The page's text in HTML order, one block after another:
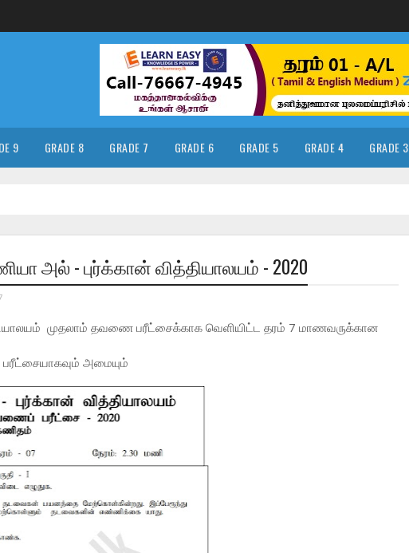
9 GRADE 8 GRADE 7 GRADE 6 GRADE 5 GRADE 4 GRADE 3
அல் - புர்க்கான் வித்தியாலயம் - 2020
முதலாம் தவணை பரீட்சைக்காக வெளியிட்ட தரம் 7 மாணவருக்கான
பரீட்சையாகவும் அமையும்